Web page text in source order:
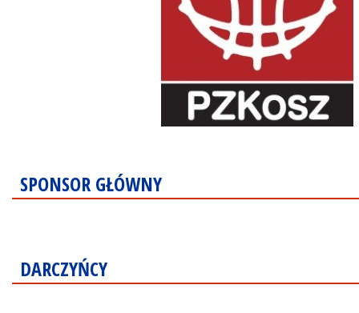
SPONSOR GŁÓWNY
DARCZYŃCY